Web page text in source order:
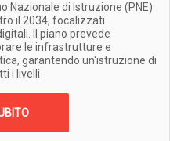
Nazionale di Istruzione (PNE)
il 2034, focalizzati
Il piano prevede
le infrastrutture e
garantendo un'istruzione di
i livelli